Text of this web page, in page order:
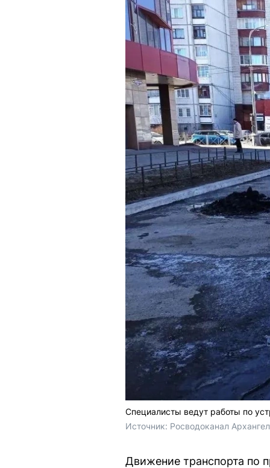
Специалисты ведут работы по
Источник: Росводоканал
Движение транспорта по